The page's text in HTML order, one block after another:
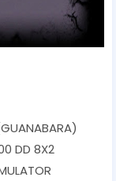
DD 8X2